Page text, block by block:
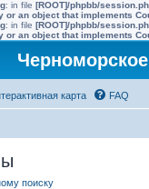
: in file [ROOT]/phpbb/
or an object that implements
: in file [ROOT]/phpbb/
or an object that implements
Черноморское
карта FAQ
поиску